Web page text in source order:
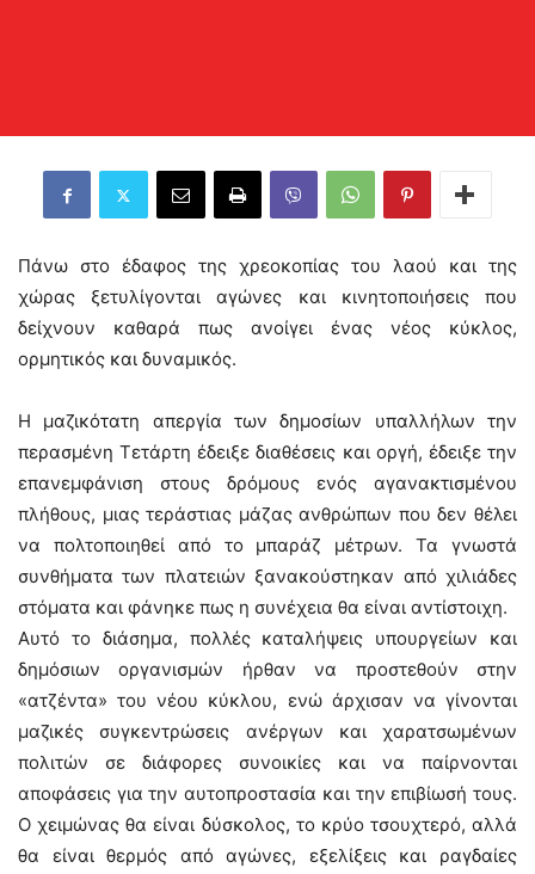
Πάνω στο έδαφος της χρεοκοπίας του λαού και της
χώρας ξετυλίγονται αγώνες και κινητοποιήσεις που
δείχνουν καθαρά πως ανοίγει ένας νέος κύκλος,
ορμητικός και δυναμικός.
Η μαζικότατη απεργία των δημοσίων υπαλλήλων την
περασμένη Τετάρτη έδειξε διαθέσεις και οργή, έδειξε την
επανεμφάνιση στους δρόμους ενός αγανακτισμένου
πλήθους, μιας τεράστιας μάζας ανθρώπων που δεν θέλει
να πολτοποιηθεί από το μπαράζ μέτρων. Τα γνωστά
συνθήματα των πλατειών ξανακούστηκαν από χιλιάδες
στόματα και φάνηκε πως η συνέχεια θα είναι αντίστοιχη.
Αυτό το διάσημα, πολλές καταλήψεις υπουργείων και
δημόσιων οργανισμών ήρθαν να προστεθούν στην
«ατζέντα» του νέου κύκλου, ενώ άρχισαν να γίνονται
μαζικές συγκεντρώσεις ανέργων και χαρατσωμένων
πολιτών σε διάφορες συνοικίες και να παίρνονται
αποφάσεις για την αυτοπροστασία και την επιβίωσή τους.
Ο χειμώνας θα είναι δύσκολος, το κρύο τσουχτερό, αλλά
θα είναι θερμός από αγώνες, εξελίξεις και ραγδαίες